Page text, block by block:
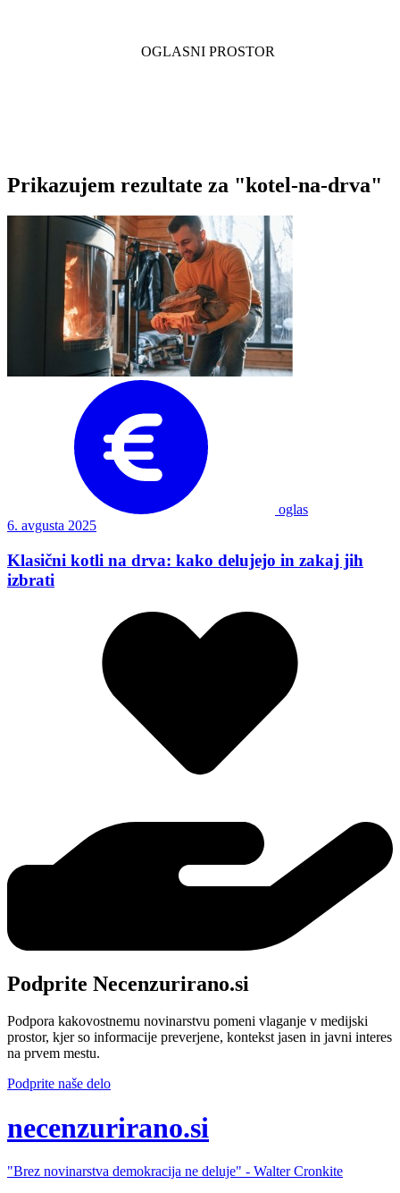
Prikazujem rezultate za "kotel-na-drva"
oglas
6. avgusta 2025
Klasični kotli na drva: kako delujejo in zakaj jih
izbrati
Podprite Necenzurirano.si
Podpora kakovostnemu novinarstvu pomeni vlaganje v medijski
prostor, kjer so informacije preverjene, kontekst jasen in javni interes
na prvem mestu.
Podprite naše delo
necenzurirano.si
"Brez novinarstva demokracija ne deluje" - Walter Cronkite